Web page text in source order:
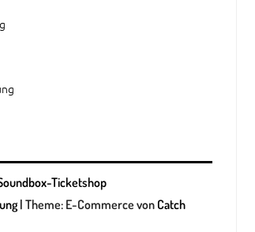
Ticketshop
| Theme: E-Commerce von Catch